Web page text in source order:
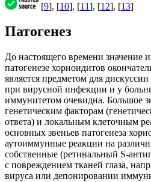
[9], [10], [11], [12], [13]
Патогенез
До настоящего времени значение
патогенезе хориоидитов
является предметом для дискуссии
при вирусной инфекции и у
иммунитетом очевидна. Большое
генетическим факторам
ответа) и локальным клеточным
основных звеньев патогенеза
аутоиммунные реакции на
собственные (ретинальный S-
с повреждением тканей глаза,
вируса или депонировании